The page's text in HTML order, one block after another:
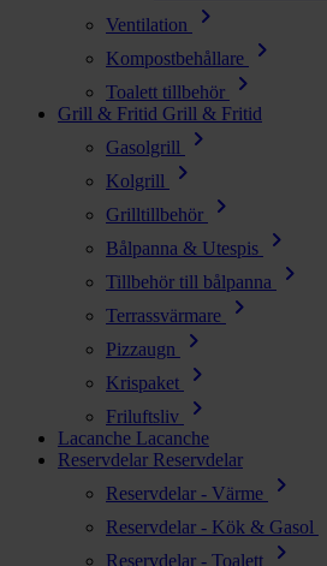
Ventilation
chevron_right
Kompostbehållare chevron_right
Toalett tillbehör chevron_right
Grill & Fritid Grill & Fritid
Gasolgrill
chevron_right
Kolgrill chevron_right
Grilltillbehör chevron_right
Bålpanna & Utespis chevron_right
Tillbehör till bålpanna chevron_right
Terrassvärmare chevron_right
Pizzaugn chevron_right
Krispaket chevron_right
Friluftsliv chevron_right
Lacanche Lacanche
Reservdelar Reservdelar
Reservdelar - Värme
chevron_right
Reservdelar - Kök & Gasol
Reservdelar - Toalett chevron_right